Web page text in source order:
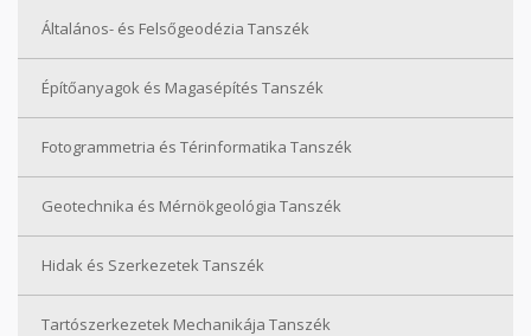
Általános- és Felsőgeodézia Tanszék
Építőanyagok és Magasépítés Tanszék
Fotogrammetria és Térinformatika Tanszék
Geotechnika és Mérnökgeológia Tanszék
Hidak és Szerkezetek Tanszék
Tartószerkezetek Mechanikája Tanszék